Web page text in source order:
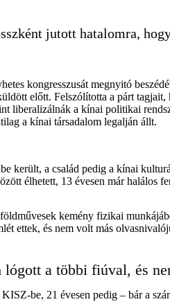
jutott hatalomra,
kongresszusát megnyitó
előtt. Felszólította a párt
liberalizálnák a kínai politikai
a kínai társadalom legalján állt.
került, a család pedig a kínai
élhetett, 13 évesen már halálos
kemény fizikai
ettek, és nem volt más
a többi fiúval, és
be, 21 évesen pedig – bár a